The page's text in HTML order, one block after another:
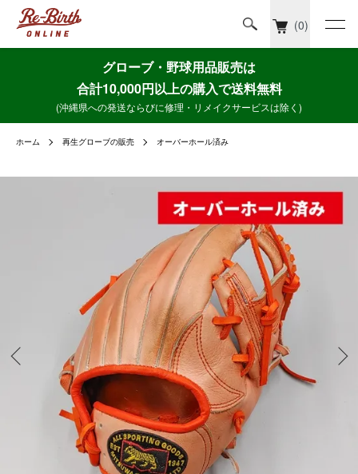
(0)
グローブ・野球用品販売は
合計10,000円以上の購入で送料無料
(沖縄県への発送ならびに修理・リメイクサービスは除く)
ホーム 再生グローブの販売 オーバーホール済み